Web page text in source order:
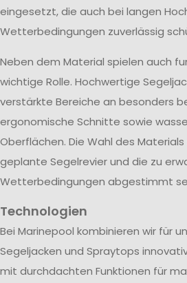
eingesetzt, die auch bei langen
Wetterbedingungen zuverlässig
Neben dem Material spielen auch
wichtige Rolle. Hochwertige
verstärkte Bereiche an besonders
ergonomische Schnitte sowie
Oberflächen. Die Wahl des
geplante Segelrevier und die zu
Wetterbedingungen abgestimmt
Technologien
Bei Marinepool kombinieren wir für
Segeljacken und Spraytops
mit durchdachten Funktionen für